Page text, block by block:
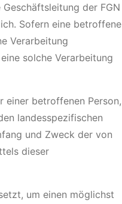
der FGN
Sofern eine betroffene
Verarbeitung
solche Verarbeitung
einer betroffenen Person,
landesspezifischen
und Zweck der von
dieser
um einen möglichst